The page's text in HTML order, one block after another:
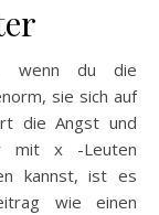
wenn du die
sie sich auf
die Angst und
mit x -Leuten
kannst, ist es
wie einen